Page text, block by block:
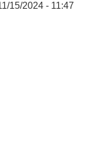
15/2024 - 11:47